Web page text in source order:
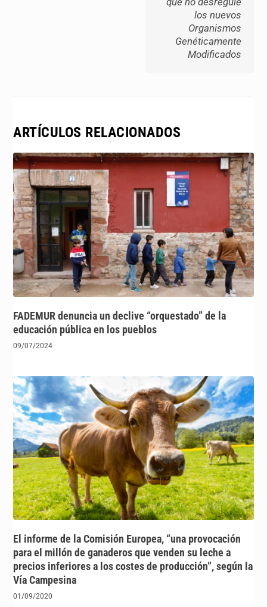
los nuevos
Organismos
Genéticamente
Modificados
ARTÍCULOS RELACIONADOS
FADEMUR denuncia un declive “orquestado” de la
educación pública en los pueblos
09/07/2024
El informe de la Comisión Europea, “una provocación
para el millón de ganaderos que venden su leche a
precios inferiores a los costes de producción”, según la
Vía Campesina
01/09/2020